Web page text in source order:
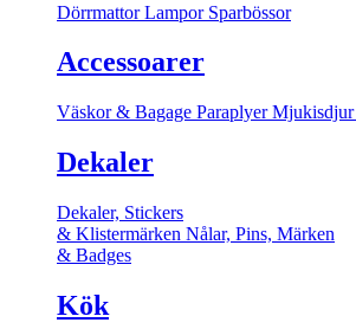
DörrmattorLampor Sparbössor
Accessoarer
Väskor & Bagage ParaplyerMjukisdjur
Dekaler
Dekaler, Stickers
& Klistermärken Nålar, Pins, Märken
& Badges
Kök